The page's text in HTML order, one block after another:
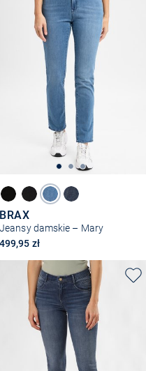
BRAX
Jeansy damskie – Mary
499,95 zł